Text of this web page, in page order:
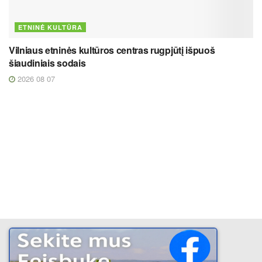
ETNINĖ KULTŪRA
Vilniaus etninės kultūros centras rugpjūtį išpuoš
šiaudiniais sodais
2026 08 07